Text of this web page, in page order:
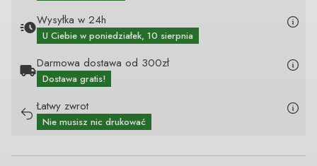
Wysyłka w 24h
U Ciebie w poniedziałek, 10 sierpnia
Darmowa dostawa od 300zł
Dostawa gratis!
Łatwy zwrot
Nie musisz nic drukować